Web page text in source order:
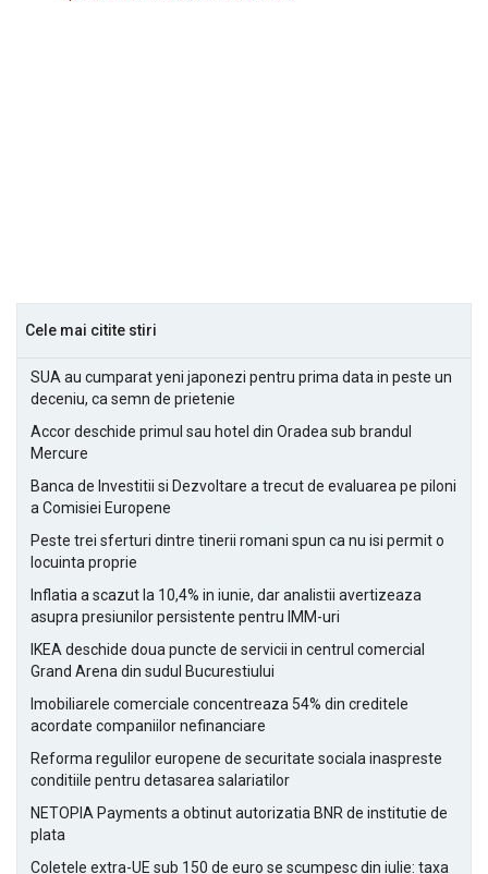
Cele mai citite stiri
SUA au cumparat yeni japonezi pentru prima data in peste un
deceniu, ca semn de prietenie
Accor deschide primul sau hotel din Oradea sub brandul
Mercure
Banca de Investitii si Dezvoltare a trecut de evaluarea pe piloni
a Comisiei Europene
Peste trei sferturi dintre tinerii romani spun ca nu isi permit o
locuinta proprie
Inflatia a scazut la 10,4% in iunie, dar analistii avertizeaza
asupra presiunilor persistente pentru IMM-uri
IKEA deschide doua puncte de servicii in centrul comercial
Grand Arena din sudul Bucurestiului
Imobiliarele comerciale concentreaza 54% din creditele
acordate companiilor nefinanciare
Reforma regulilor europene de securitate sociala inaspreste
conditiile pentru detasarea salariatilor
NETOPIA Payments a obtinut autorizatia BNR de institutie de
plata
Coletele extra-UE sub 150 de euro se scumpesc din iulie: taxa